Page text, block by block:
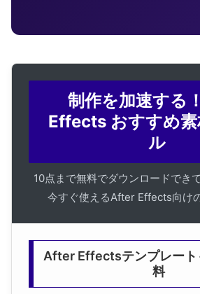
制作を加速する
Effects おすすめ素
ル
10点まで無料でダウンロードでき
今すぐ使えるAfter Effects向け
After Effectsテンプレート
料